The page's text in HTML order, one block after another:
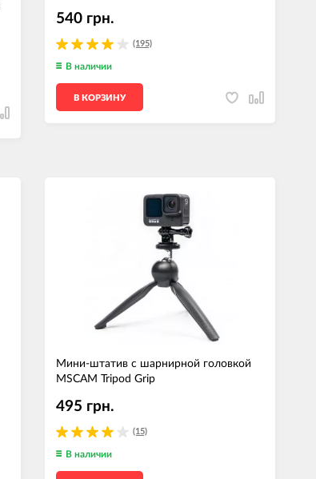
(195)
540 грн.
В наличии
В КОРЗИНУ
Мини-штатив с шарнирной головкой
MSCAM Tripod Grip
(15)
495 грн.
В наличии